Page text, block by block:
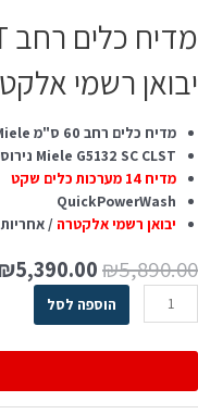
רשמי
מדיח כלים רחב 60 ס"מ Miele
Miele G5132 SC CLST נירוסטה
מדיח 14 מערכות כלים שקט
QuickPowerWash
יבואן רשמי אלקטרה/ אחריות
₪
₪5,390.00
הוספה לסל